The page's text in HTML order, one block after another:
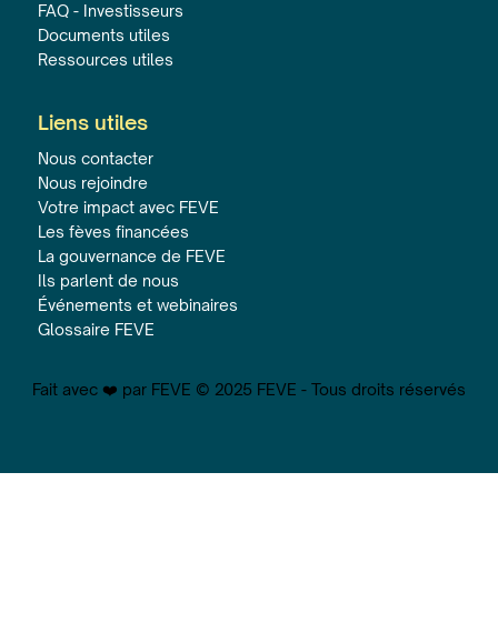
FAQ - Investisseurs
Documents utiles
Ressources utiles
Liens utiles
Nous contacter
Nous rejoindre
Votre impact avec FEVE
Les fèves financées
La gouvernance de FEVE
Ils parlent de nous
Événements et webinaires
Glossaire FEVE
Fait avec ❤️ par FEVE © 2025 FEVE - Tous droits réservés